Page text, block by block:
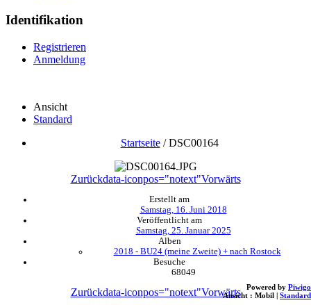
Identifikation
Registrieren
Anmeldung
Ansicht
Standard
Startseite/DSC00164
Zurückdata-iconpos="notext"Vorwärts
Erstellt am
Samstag, 16. Juni 2018
Veröffentlicht am
Samstag, 25. Januar 2025
Alben
2018 - BU24 (meine Zweite) + nach Rostock
Besuche
68049
Zurückdata-iconpos="notext"Vorwärts Powered by Piwigo
Ansicht : Mobil | Standard